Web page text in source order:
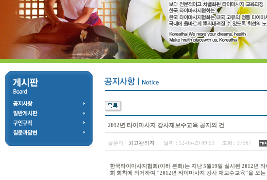
2012년 타이마사지 강사재보수교육 공지의 건
글쓴이 : 최고관리자 날짜 : 12-05-29 09:53 조회 : 37567
한국타이마사지협회(이하 본회)는 지난 5월19일 실시된 2012년
회 회칙에 의거하여 "2012년 타이마사지 강사 재보수교육"을 오